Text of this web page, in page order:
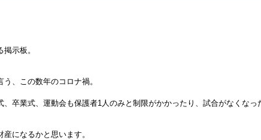
示板。
う、この数年のコロナ禍。
、卒業式、運動会も保護者1人のみと制限がかかったり、試合がなくな
になるかと思います。